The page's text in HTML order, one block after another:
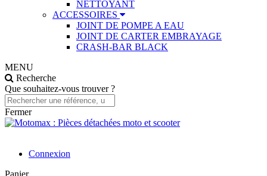
NETTOYANT
ACCESSOIRES
JOINT DE POMPE A EAU
JOINT DE CARTER EMBRAYAGE
CRASH-BAR BLACK
MENU
Recherche
Que souhaitez-vous trouver ?
Fermer
Connexion
Panier